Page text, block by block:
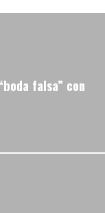
falsa” con